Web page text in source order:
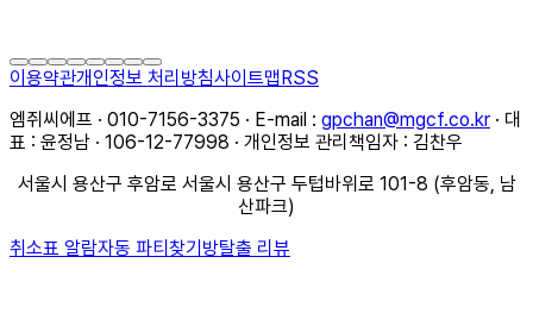
이용약관개인정보 처리방침사이트맵RSS
엠쥐씨에프 · 010-7156-3375 · E-mail : gpchan@mgcf.co.kr · 대
표 : 윤정남 · 106-12-77998 · 개인정보 관리책임자 : 김찬우
서울시 용산구 후암로 서울시 용산구 두텁바위로 101-8 (후암동, 남
산파크)
취소표 알람자동 파티찾기방탈출 리뷰